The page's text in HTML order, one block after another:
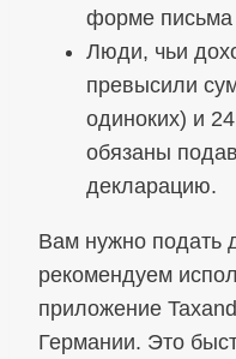
форме письма
Люди, чьи
превысили
одиноких) и
обязаны
декларацию.
Вам нужно подать
рекомендуем
приложение
Германии. Это